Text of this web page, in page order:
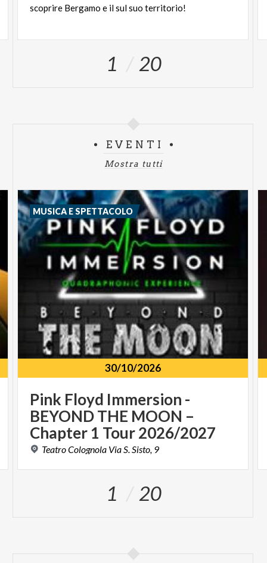
scoprire Bergamo e ilsulsuo territorio!
1 20
EVENTI
Mostra tutti
30/10/2026
Pink Floyd Immersion -
BEYOND THE MOON –
Chapter 1 Tour 2026/2027
TeatroColognola ViaS.Sisto, 9
MUSICA E SPETTACOLO
1 20